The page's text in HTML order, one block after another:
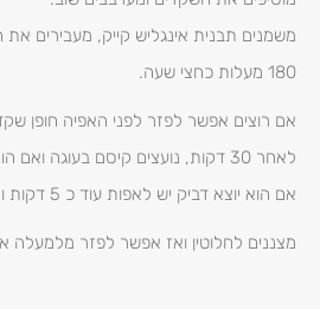
משמנים תבנית אינגליש קייק, מעבירים
180 מעלות כחצי שעה.
אם רוצים אפשר לפזר לפני האפיה חופן
לאחר 30 דקות, נועצים קיסם בעוגה
אם הוא יוצא דביק יש לאפות עוד כ 5 דקות ולנסות שוב.
מצננים לחלוטין ואז אפשר לפזר מלמעלה